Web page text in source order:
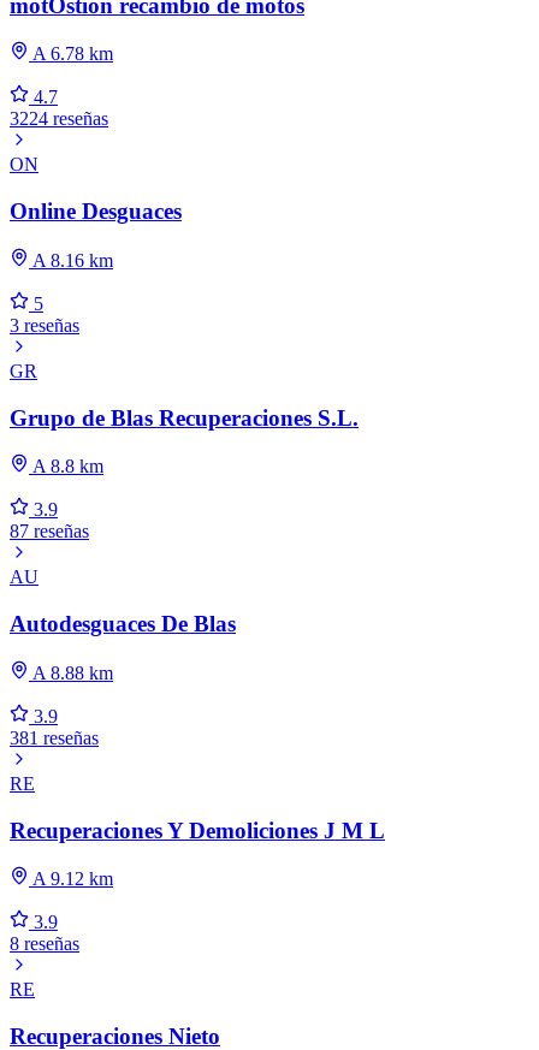
motOstion recambio de motos
A 6.78 km
4.7
3224 reseñas
ON
Online Desguaces
A 8.16 km
5
3 reseñas
GR
Grupo de Blas Recuperaciones S.L.
A 8.8 km
3.9
87 reseñas
AU
Autodesguaces De Blas
A 8.88 km
3.9
381 reseñas
RE
Recuperaciones Y Demoliciones J M L
A 9.12 km
3.9
8 reseñas
RE
Recuperaciones Nieto